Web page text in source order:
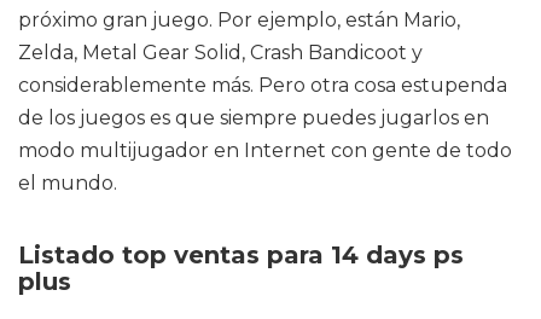
próximo gran juego. Por ejemplo, están Mario,
Zelda, Metal Gear Solid, Crash Bandicoot y
considerablemente más. Pero otra cosa estupenda
de los juegos es que siempre puedes jugarlos en
modo multijugador en Internet con gente de todo
el mundo.
Listado top ventas para 14 days ps
plus